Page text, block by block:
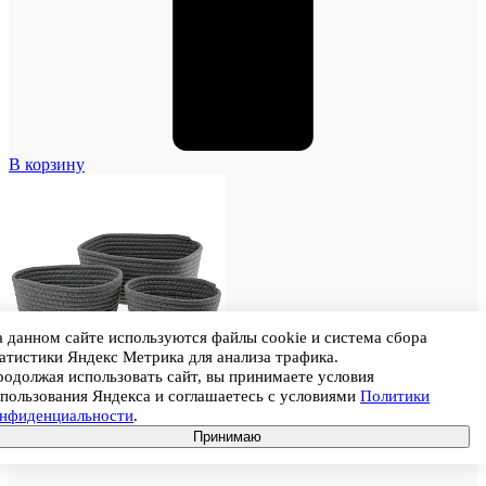
В корзину
данном сайте используются файлы cookie и система сбора
Яндекс Метрика для анализа трафика.
использовать сайт, вы принимаете условия
Яндекса и соглашаетесь с условиями Политики
.
Принимаю